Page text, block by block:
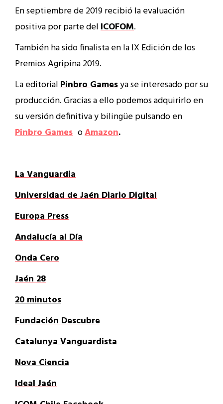
En septiembre de 2019 recibió la evaluación
positiva por parte delICOFOM.
También ha sido finalista en la IX Edición de los
Premios Agripina 2019.
La editorialPinbro Gamesya se interesado por su
producción. Gracias a ello podemos adquirirlo en
su versión definitiva y bilingüe pulsando en
Pinbro Games oAmazon.
La Vanguardia
Universidad de Jaén Diario Digital
Europa Press
Andalucía al Día
Onda Cero
Jaén 28
20 minutos
Fundación Descubre
Catalunya Vanguardista
Nova Ciencia
Ideal Jaén